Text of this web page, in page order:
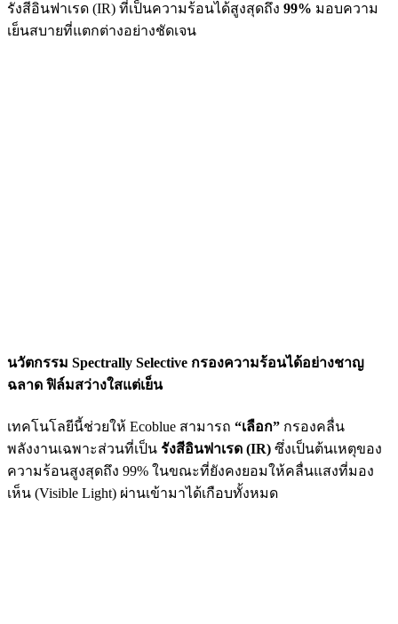
รังสีอินฟาเรด (IR) ที่เป็นความร้อนได้สูงสุดถึง 99% มอบความ
เย็นสบายที่แตกต่างอย่างชัดเจน
นวัตกรรม Spectrally Selective กรองความร้อนได้อย่างชาญ
ฉลาด ฟิล์มสว่างใสแต่เย็น
เทคโนโลยีนี้ช่วยให้ Ecoblue สามารถ “เลือก” กรองคลื่น
พลังงานเฉพาะส่วนที่เป็น รังสีอินฟาเรด (IR) ซึ่งเป็นต้นเหตุของ
ความร้อนสูงสุดถึง 99% ในขณะที่ยังคงยอมให้คลื่นแสงที่มอง
เห็น (Visible Light) ผ่านเข้ามาได้เกือบทั้งหมด